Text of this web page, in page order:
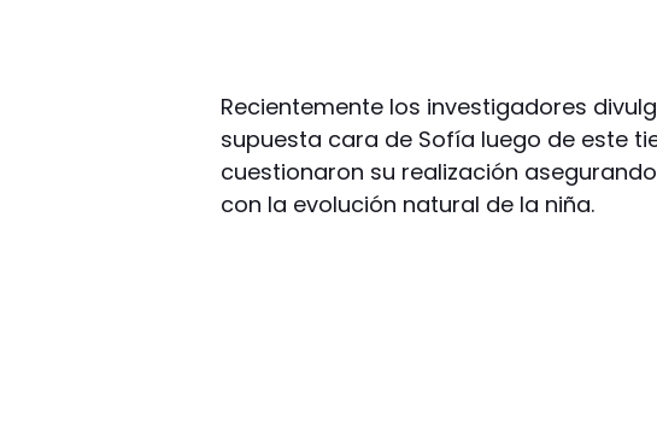
Recientemente los investigadores
supuesta cara de Sofía luego de este
cuestionaron su realización
con la evolución natural de la niña.